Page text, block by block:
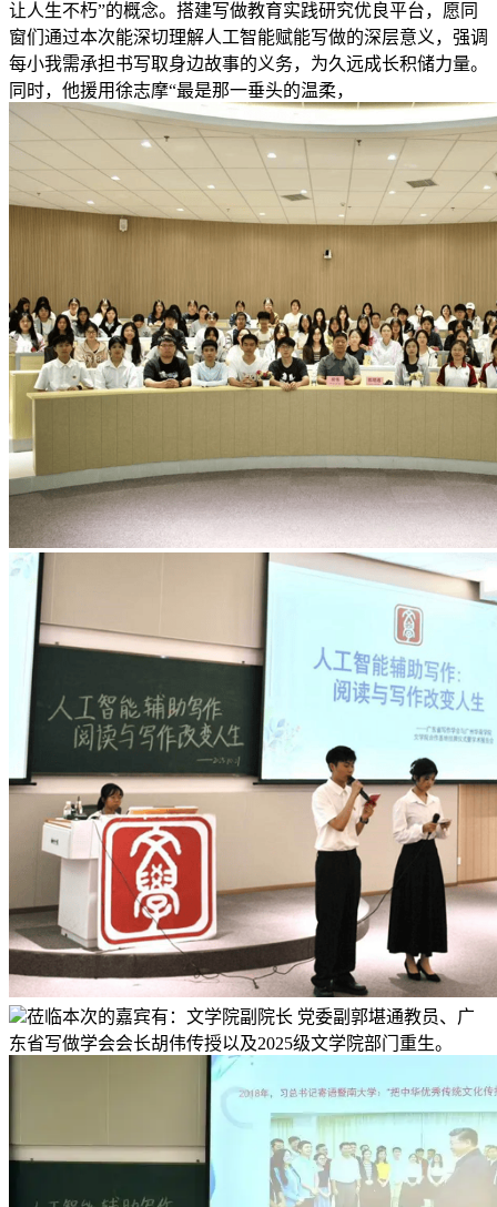
让人生不朽”的概念。搭建写做教育实践研究优良平台，愿同
窗们通过本次能深切理解人工智能赋能写做的深层意义，强调
每小我需承担书写取身边故事的义务，为久远成长积储力量。
同时，他援用徐志摩“最是那一垂头的温柔，
莅临本次的嘉宾有：文学院副院长 党委副郭堪通教员、广
东省写做学会会长胡伟传授以及2025级文学院部门重生。